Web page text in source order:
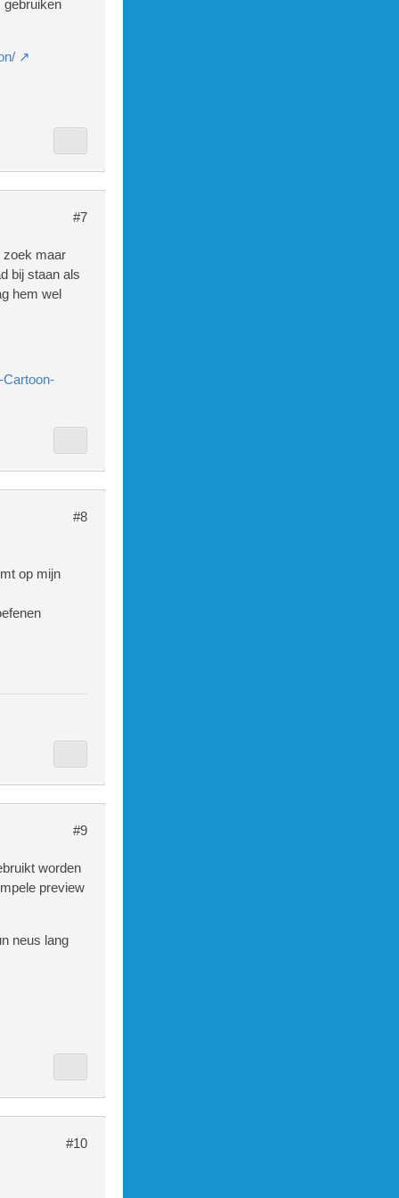
gebruiken
#7
zoek maar
bij staan als
hem wel
#8
op mijn
#9
worden
preview
neus lang
#10